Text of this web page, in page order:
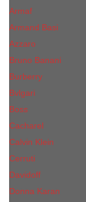
Armaf
Armand Basi
Azzaro
Bruno Banani
Burberry
Bvlgari
Boss
Cacharel
Calvin Klein
Cerruti
Davidoff
Donna Karan